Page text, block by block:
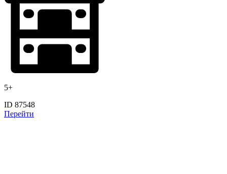
5+
ID 87548
Перейти